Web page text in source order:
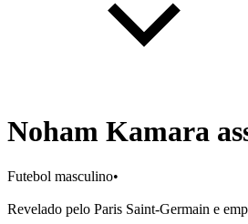
Noham Kamara
Futebol masculino•
Revelado pelo Paris Saint-Germain e